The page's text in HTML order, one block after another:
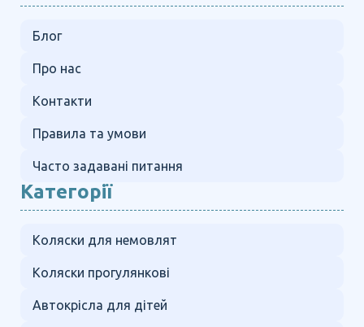
Блог
Про нас
Контакти
Правила та умови
Часто задавані питання
Категорії
Коляски для немовлят
Коляски прогулянкові
Автокрісла для дітей